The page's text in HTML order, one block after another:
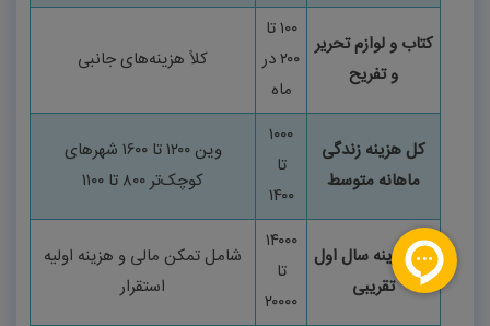
کتاب و لوازم تحریر
و تفریح
۱۰۰تا
۲۰۰در
ماه
کلاً هزینه‌های جانبی
کل هزینه زندگی
ماهانه متوسط
۱۰۰۰
تا
۱۴۰۰
وین۱۲۰۰تا۱۶۰۰ شهرهای
کوچک‌تر۸۰۰ تا ۱۱۰۰
کل هزینه سال اول
تقریبی
۱۴۰۰۰
تا
۲۰۰۰۰
شامل تمکن مالی و هزینه اولیه
استقرار